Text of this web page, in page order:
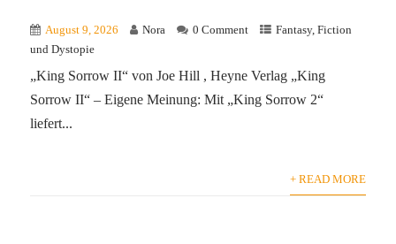
August 9, 2026 Nora 0 Comment Fantasy,Fiction
und Dystopie
„King Sorrow II“ von Joe Hill , Heyne Verlag „King
Sorrow II“ – Eigene Meinung: Mit „King Sorrow 2“
liefert...
+ READ MORE